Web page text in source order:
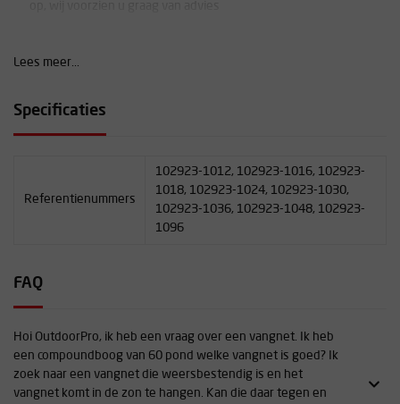
LET OP:
trechtervorm; de zijkanten hangen door het gewicht van het net
iets naar binnen. Daarbij heeft een vangnet de beste werking
Zo zal met een net van 5.0 meter breed ongeveer 4.0
meter afgeschermd kunnen worden. Hoe breder het net is, hoe
meer de zijkanten naar binnen zullen hangen.
(standaard en extra sterk) en intwee verschillende kleuren (wit 3,2
meter hoog en groen 3 meter hoog). Alle netten worden standaard
geleverd met een stalen bevestigingskabel.
Lees meer...
Specificaties
Referentienummers
102923-1012, 102923-1016, 102923-
1018, 102923-1024, 102923-1030,
102923-1036, 102923-1048, 102923-
1096
FAQ
Hoi OutdoorPro, ik heb een vraag over een vangnet. Ik heb
een compoundboog van 60 pond welke vangnet is goed? Ik
zoek naar een vangnet die weersbestendig is en het
vangnet komt in de zon te hangen. Kan die daar tegen en